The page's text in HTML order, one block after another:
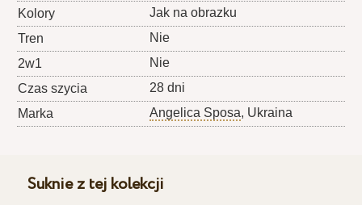
Kolory
Jak na obrazku
Tren
Nie
2w1
Nie
Czas szycia
28 dni
Marka
Angelica Sposa, Ukraina
Suknie z tej kolekcji